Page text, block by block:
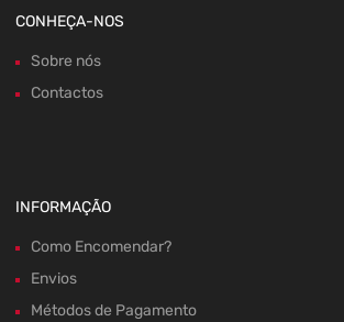
CONHEÇA-NOS
Sobre nós
Contactos
INFORMAÇÃO
Como Encomendar?
Envios
Métodos de Pagamento